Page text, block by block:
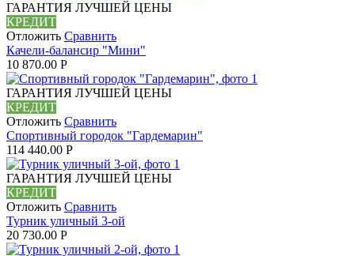
ГАРАНТИЯ ЛУЧШЕЙ ЦЕНЫ
КРЕДИТ
Отложить Сравнить
Качели-балансир "Мини"
10 870.00 Р
ГАРАНТИЯ ЛУЧШЕЙ ЦЕНЫ
КРЕДИТ
Отложить Сравнить
Спортивный городок "Гардемарин"
114 440.00 Р
ГАРАНТИЯ ЛУЧШЕЙ ЦЕНЫ
КРЕДИТ
Отложить Сравнить
Турник уличный 3-ой
20 730.00 Р